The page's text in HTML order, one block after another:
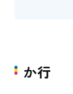
か行